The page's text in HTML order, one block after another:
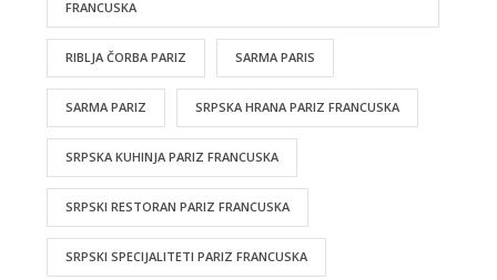
FRANCUSKA
RIBLJA ČORBA PARIZ SARMA PARIS
SARMA PARIZ SRPSKA HRANA PARIZ FRANCUSKA
SRPSKA KUHINJA PARIZ FRANCUSKA
SRPSKI RESTORAN PARIZ FRANCUSKA
SRPSKI SPECIJALITETI PARIZ FRANCUSKA